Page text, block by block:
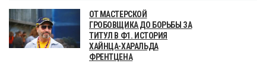
ОТ МАСТЕРСКОЙ
ГРОБОВЩИКА ДО БОРЬБЫ ЗА
ТИТУЛ В Ф1. ИСТОРИЯ
ХАЙНЦА-ХАРАЛЬДА
ФРЕНТЦЕНА